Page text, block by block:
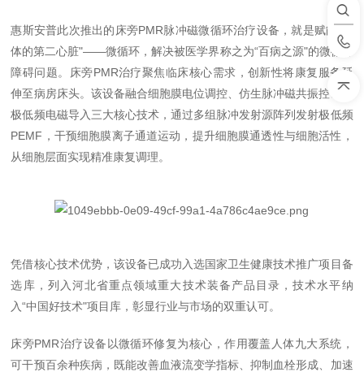
惠斯安普此次推出的床旁PMR脉冲磁微循环治疗设备，就是赋能“人
体的第二心脏"——微循环，解决被医学界称之为“百病之源"的微循环
障碍问题。床旁PMR治疗聚焦临床核心需求，创新性将康复服务延
伸至病房床头。该设备融合细胞膜电位调控、仿生脉冲磁共振控制、
极低频电磁导入三大核心技术，通过多组脉冲发射源阵列发射极低频
PEMF ，干预细胞膜离子通道运动，提升细胞膜通透性与细胞活性，
从细胞层面实现精准康复调理。
凭借核心技术优势，该设备已成功入选国家卫生健康技术推广项目备
选库，列入河北省重点领域重大技术装备产品目录，技术水平纳
入“中国好技术"项目库，彰显行业与市场的双重认可。
床旁PMR治疗设备以微循环修复为核心，作用覆盖人体九大系统，
可干预百余种疾病，既能改善血液流变学指标、抑制血栓形成、加速